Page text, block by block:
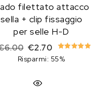
era: €16.00.
è: €14.40.
filettato attacco
sella + clip fissaggio
per selle H-D
6.00 Il prezzo originale
€2.70Il prezzo
Risparmi: 55%